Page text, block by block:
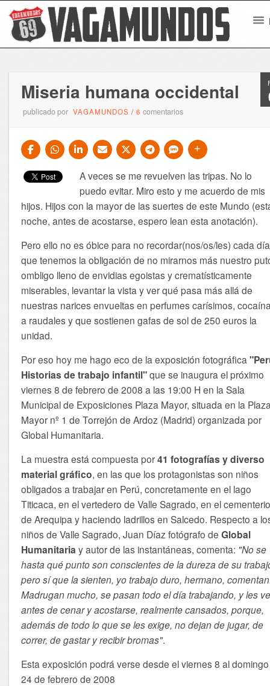
Miseria humana occidental
publicado por VAGAMUNDOS /6comentarios
A veces se me revuelven las tripas. No lo
puedo evitar. Miro esto y me acuerdo de mis
hijos. Hijos con la mayor de las suertes de este Mundo
noche, antes de acostarse, espero lean esta anotación).
Pero ello no es óbice para no recordar(nos/os/les) cada día
que tenemos la obligación de no mirarnos más nuestro
ombligo lleno de envidias egoistas y crematísticamente
miserables, levantar la vista y ver qué pasa más allá de
nuestras narices envueltas en perfumes carísimos,
a raudales y que sostienen gafas de sol de 250 euros la
unidad.
Por eso hoy me hago eco de la exposición fotográfica
Historias de trabajo infantil"que se inaugura el próximo
viernes 8 de febrero de 2008 a las 19:00 H en la Sala
Municipal de Exposiciones Plaza Mayor, situada en la
Mayor nº 1 de Torrejón de Ardoz (Madrid) organizada por
Global Humanitaria.
La muestra está compuesta por41 fotografías y diverso
material gráfico, en las que los protagonistas son niños
obligados a trabajar en Perú, concretamente en el lago
Titicaca, en el vertedero de Valle Sagrado, en el
de Arequipa y haciendo ladrillos en Salcedo. Respecto a
niños de Valle Sagrado, Juan Díaz fotógrafo deGlobal
Humanitariay autor de las instantáneas, comenta: "No se
hasta qué punto son conscientes de la dureza de su
pero sí que la sienten, yo trabajo duro, hermano,
Madrugan mucho, se pasan todo el día trabajando, y les
antes de cenar y acostarse, realmente cansados, porque,
además de todo lo que se les exige, no dejan de jugar, de
correr, de gastar y recibir bromas".
Esta exposición podrá verse desde el viernes 8 al domingo
24 de febrero de 2008